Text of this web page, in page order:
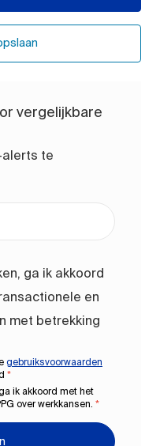
vergelijkbare
alerts te
ga ik akkoord
en
met betrekking
gebruiksvoorwaarden
*
ik akkoord met het
over werkkansen. *